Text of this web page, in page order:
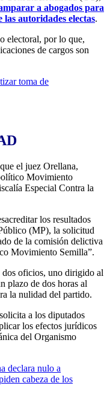
a abogados para
las autoridades electas.
electoral, por lo que,
de cargos son
toma de
el juez Orellana,
Movimiento
Especial Contra la
los resultados
(MP), la solicitud
de la comisión delictiva
Movimiento Semilla”.
oficios, uno dirigido al
plazo de dos horas al
la nulidad del partido.
a los diputados
los efectos jurídicos
del Organismo
declara nulo a
cabeza de los